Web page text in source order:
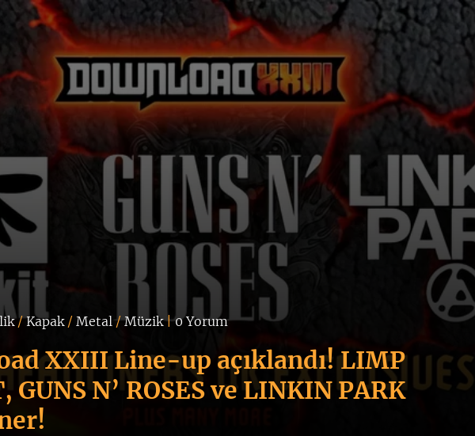
/Kapak/Metal/Müzik|0 Yorum
XXIII Line-up açıklandı! LIMP
GUNS N’ ROSES ve LINKIN PARK